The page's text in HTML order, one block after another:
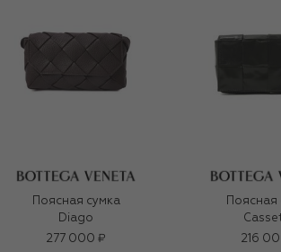
Поясная сумка
Diago
277 000 ₽
Поясная
216